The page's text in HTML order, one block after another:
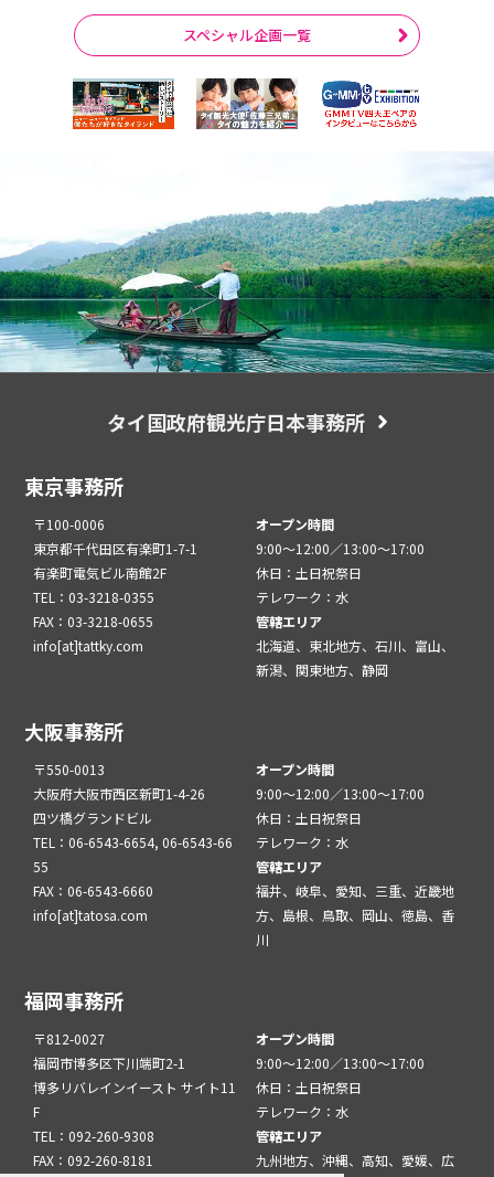
スペシャル企画一覧
タイ国政府観光庁日本事務所
東京事務所
〒100-0006
東京都千代田区有楽町1-7-1
有楽町電気ビル南館2F
TEL：03-3218-0355
FAX：03-3218-0655
info[at]tattky.com
オープン時間
9:00～12:00／13:00～17:00
休日：土日祝祭日
テレワーク：水
管轄エリア
北海道、東北地方、石川、富山、
新潟、関東地方、静岡
大阪事務所
〒550-0013
大阪府大阪市西区新町1-4-26
四ツ橋グランドビル
TEL：06-6543-6654, 06-6543-66
55
FAX：06-6543-6660
info[at]tatosa.com
オープン時間
9:00～12:00／13:00～17:00
休日：土日祝祭日
テレワーク：水
管轄エリア
福井、岐阜、愛知、三重、近畿地
方、島根、鳥取、岡山、徳島、香
川
福岡事務所
〒812-0027
福岡市博多区下川端町2-1
博多リバレインイースト サイト11
F
TEL：092-260-9308
FAX：092-260-8181
オープン時間
9:00～12:00／13:00～17:00
休日：土日祝祭日
テレワーク：水
管轄エリア
九州地方、沖縄、高知、愛媛、広